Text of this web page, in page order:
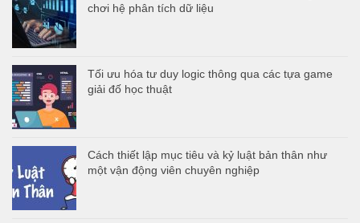
chơi hệ phân tích dữ liệu
Tối ưu hóa tư duy logic thông qua các tựa game
giải đố học thuật
Cách thiết lập mục tiêu và kỷ luật bản thân như
một vận động viên chuyên nghiệp